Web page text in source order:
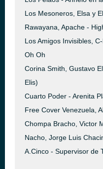
Los Mesoneros, Elsa y
Rawayana, Apache -
Los Amigos Invisibles,
Oh Oh
Corina Smith, Gustavo
Elis)
Cuarto Poder - Arenita
Free Cover Venezuela,
Chompa Bracho, Victor
Nacho, Jorge Luis
A.Cinco - Supervisor de